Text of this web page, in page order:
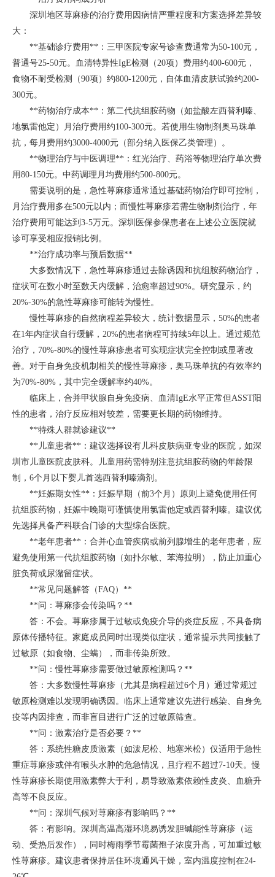
深圳地区荨麻疹的治疗费用因病情严重程度和方案选择差异较
大：
**基础诊疗费用**：三甲医院专家号诊查费通常为50-100元，
普通号25-50元。血清特异性IgE检测（20项）费用约400-600元，
食物不耐受检测（90项）约800-1200元，自体血清皮肤试验约200-
300元。
**药物治疗成本**：第二代抗组胺药物（如盐酸左西替利嗪、
地氯雷他定）月治疗费用约100-300元。若使用生物制剂奥马珠单
抗，每月费用约3000-4000元（部分纳入医保乙类管理）。
**物理治疗与中医调理**：红光治疗、药浴等物理治疗单次费
用80-150元。中药调理月均费用约500-800元。
需要说明的是，急性荨麻疹通常通过基础药物治疗即可控制，
月治疗费用多在500元以内；而慢性荨麻疹若需生物制剂治疗，年
治疗费用可能达到3-5万元。深圳医保参保患者在上述公立医院就
诊可享受相应报销比例。
**治疗成功率与预后数据**
大多数情况下，急性荨麻疹通过去除诱因和抗组胺药物治疗，
症状可在数小时至数天内缓解，治愈率超过90%。研究显示，约
20%-30%的急性荨麻疹可能转为慢性。
慢性荨麻疹的自然病程差异较大，统计数据显示，50%的患者
在1年内症状自行缓解，20%的患者病程可持续5年以上。通过规范
治疗，70%-80%的慢性荨麻疹患者可实现症状完全控制或显著改
善。对于自身免疫机制相关的慢性荨麻疹，奥马珠单抗的有效率约
为70%-80%，其中完全缓解率约40%。
临床上，合并甲状腺自身免疫病、血清IgE水平正常但ASST阳
性的患者，治疗反应相对较差，需要更长期的药物维持。
**特殊人群就诊建议**
**儿童患者**：建议选择设有儿科皮肤病亚专业的医院，如深
圳市儿童医院皮肤科。儿童用药需特别注意抗组胺药物的年龄限
制，6个月以下婴儿首选西替利嗪滴剂。
**妊娠期女性**：妊娠早期（前3个月）原则上避免使用任何
抗组胺药物，妊娠中晚期可谨慎使用氯雷他定或西替利嗪。建议优
先选择具备产科联合门诊的大型综合医院。
**老年患者**：合并心血管疾病或前列腺增生的老年患者，应
避免使用第一代抗组胺药物（如扑尔敏、苯海拉明），防止加重心
脏负荷或尿潴留症状。
**常见问题解答（FAQ）**
**问：荨麻疹会传染吗？**
答：不会。荨麻疹属于过敏或免疫介导的炎症反应，不具备病
原体传播特征。家庭成员同时出现类似症状，通常提示共同接触了
过敏原（如食物、尘螨），而非传染所致。
**问：慢性荨麻疹需要做过敏原检测吗？**
答：大多数慢性荨麻疹（尤其是病程超过6个月）通过常规过
敏原检测难以发现明确诱因。临床上通常建议先进行感染、自身免
疫等内因排查，而非盲目进行广泛的过敏原筛查。
**问：激素治疗是否必要？**
答：系统性糖皮质激素（如泼尼松、地塞米松）仅适用于急性
重症荨麻疹或伴有喉头水肿的危急情况，且疗程不超过7-10天。慢
性荨麻疹长期使用激素弊大于利，易导致激素依赖性皮炎、血糖升
高等不良反应。
**问：深圳气候对荨麻疹有影响吗？**
答：有影响。深圳高温高湿环境易诱发胆碱能性荨麻疹（运
动、受热后发作），同时梅雨季节霉菌孢子浓度升高，可加重过敏
性荨麻疹。建议患者保持居住环境通风干燥，室内温度控制在24-